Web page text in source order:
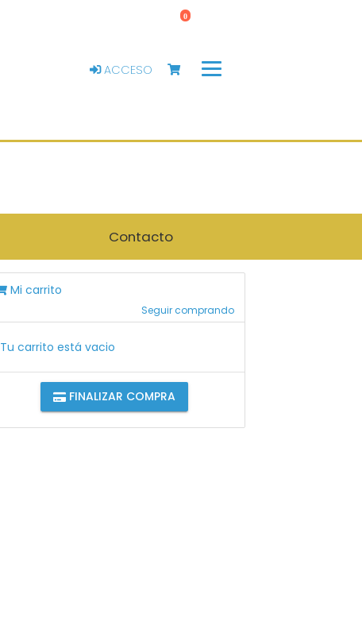
ACCESO
0
Contacto
Mi carrito
Seguir comprando
Tu carrito está vacio
FINALIZAR COMPRA